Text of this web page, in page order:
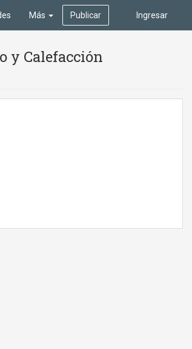
Ingresar
Más Publicar
y Calefacción